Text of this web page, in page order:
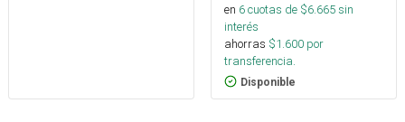
en 6cuotas de $6.665sin
interés
ahorras $1.600 por
transferencia.
Disponible